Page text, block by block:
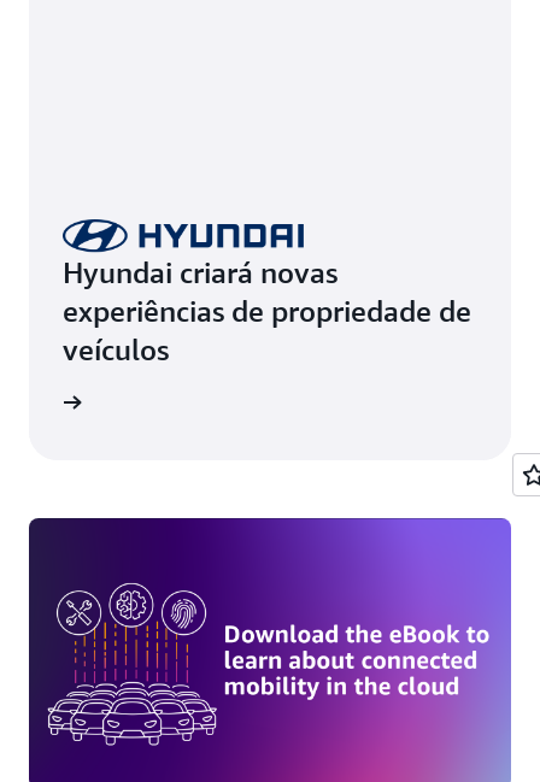
Hyundai criará novas
experiências de propriedade de
veículos